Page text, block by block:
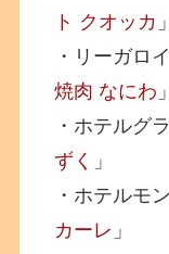
ト クオッカ 」
・リーガロ
焼肉 なにわ 」
・ホテルグ
ずく 」
・ホテルモ
カーレ 」